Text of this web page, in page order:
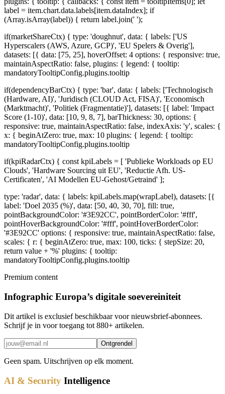
label = item.chart.data.labels[item.dataIndex]; if
(Array.isArray(label)) { return label.join(' ');
if(marketShareCtx) { type: 'doughnut', data: { labels: ['US
Hyperscalers (AWS, Azure, GCP)', 'EU Spelers & Overig'],
datasets: [{ data: [75, 25], hoverOffset: 4 options: { responsive: true,
maintainAspectRatio: false, plugins: { legend: { tooltip:
mandatoryTooltipConfig.plugins.tooltip
if(dependencyBarCtx) { type: 'bar', data: { labels: ['Technologisch
(Hardware, AI)', 'Juridisch (CLOUD Act, FISA)', 'Economisch
(Marktmacht)', 'Politiek (Fragmentatie)'], datasets: [{ label: 'Impact
Score (1-10)', data: [10, 9, 8, 7], barThickness: 30, options: {
responsive: true, maintainAspectRatio: false, indexAxis: 'y', scales: {
x: { beginAtZero: true, max: 10 plugins: { legend: { tooltip:
mandatoryTooltipConfig.plugins.tooltip
if(kpiRadarCtx) { const kpiLabels = [ 'Publieke Workloads op EU
Clouds', 'Hardware Sourcing uit EU', 'Reductie Afh. US-
Certificaten', 'AI Modellen EU-Gehost/Getraind' ];
type: 'radar', data: { labels: kpiLabels.map(wrapLabel), datasets: [{
label: 'Doel 2035 (%)', data: [50, 40, 30, 70], fill: true,
pointBackgroundColor: '#3E92CC', pointBorderColor: '#fff',
pointHoverBackgroundColor: '#fff', pointHoverBorderColor:
'#3E92CC' options: { responsive: true, maintainAspectRatio: false,
scales: { r: { beginAtZero: true, max: 100, ticks: { stepSize: 20,
return value + '%' plugins: { tooltip:
mandatoryTooltipConfig.plugins.tooltip
Premium content
Infographic Europa’s digitale soevereiniteit
Dit artikel is exclusief beschikbaar voor nieuwsbrief-abonnees.
Schrijf je in voor toegang tot 880+ artikelen.
Ontgrendel
Geen spam. Uitschrijven op elk moment.
AI & Security Intelligence